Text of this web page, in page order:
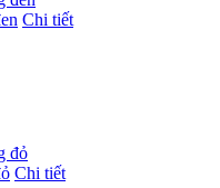
Chi tiết
Chi tiết